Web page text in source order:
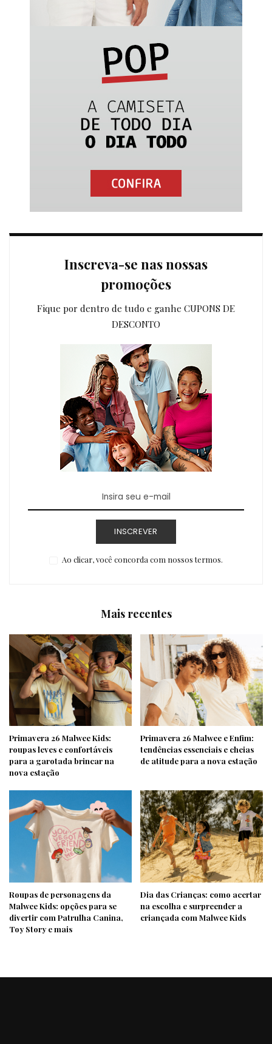
Inscreva-se nas nossas
promoções
Fique por dentro de tudo e ganhe CUPONS DE
DESCONTO
INSCREVER
Ao clicar, você concorda com nossos termos.
Mais recentes
Primavera 26 Malwee Kids:
roupas leves e confortáveis
para a garotada brincar na
nova estação
Primavera 26 Malwee e Enfim:
tendências essenciais e cheias
de atitude para a nova estação
Roupas de personagens da
Malwee Kids: opções para se
divertir com Patrulha Canina,
Toy Story e mais
Dia das Crianças: como acertar
na escolha e surpreender a
criançada com Malwee Kids